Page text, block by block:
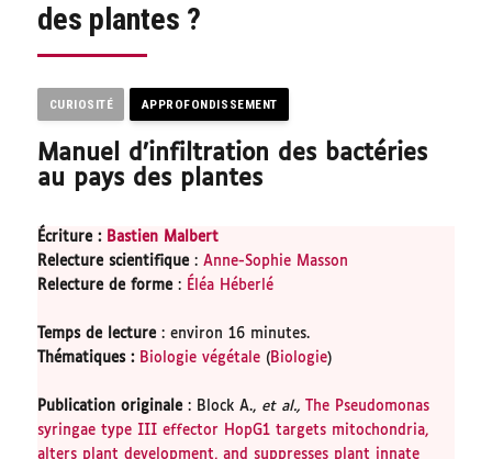
des plantes ?
CURIOSITÉ APPROFONDISSEMENT
Manuel d’infiltration des bactéries
au pays des plantes
Écriture : Bastien Malbert
Relecture scientifique:Anne-Sophie Masson
Relecture de forme: Éléa Héberlé
Temps de lecture: environ 16 minutes.
Thématiques: Biologie végétale (Biologie)
Publication originale: Block A., et al.,
The Pseudomonas
syringae type III effector HopG1 targets mitochondria,
alters plant development, and suppresses plant innate